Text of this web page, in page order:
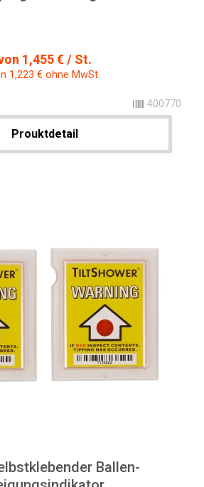
1,455 € / St.
1,223 € ohne MwSt.
400770
Prouktdetail
Ballen-